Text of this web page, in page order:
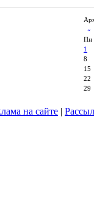
«
Пн
1
8
15
22
29
на сайте |